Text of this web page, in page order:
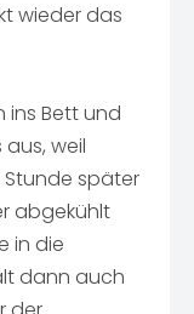
wieder das
ins Bett und
weil
Stunde später
abgekühlt
in die
dann auch